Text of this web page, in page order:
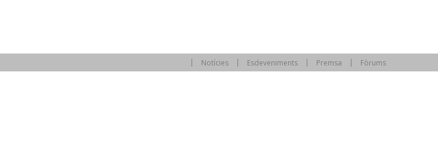
Notícies Esdeveniments Premsa Fòrums